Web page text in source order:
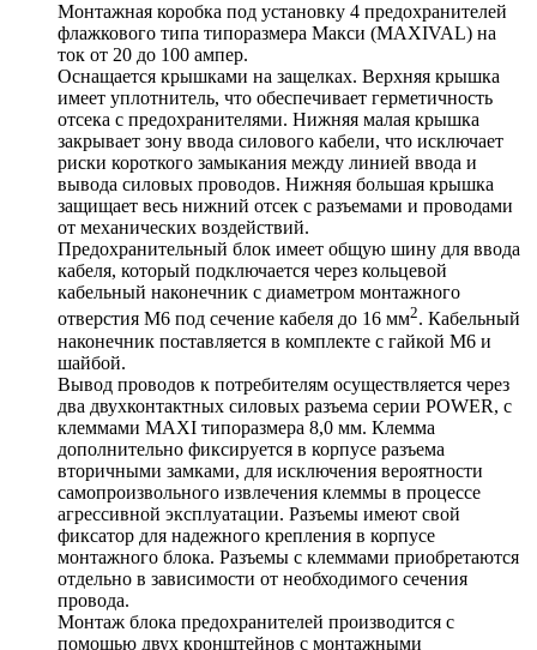
Монтажная коробка под установку 4 предохранителей
флажкового типа типоразмера Макси (MAXIVAL) на
ток от 20 до 100 ампер.
Оснащается крышками на защелках. Верхняя крышка
имеет уплотнитель, что обеспечивает герметичность
отсека с предохранителями. Нижняя малая крышка
закрывает зону ввода силового кабели, что исключает
риски короткого замыкания между линией ввода и
вывода силовых проводов. Нижняя большая крышка
защищает весь нижний отсек с разъемами и проводами
от механических воздействий.
Предохранительный блок имеет общую шину для ввода
кабеля, который подключается через кольцевой
кабельный наконечник с диаметром монтажного
отверстия М6 под сечение кабеля до 16 мм2. Кабельный
наконечник поставляется в комплекте с гайкой М6 и
шайбой.
Вывод проводов к потребителям осуществляется через
два двухконтактных силовых разъема серии POWER, с
клеммами MAXI типоразмера 8,0 мм. Клемма
дополнительно фиксируется в корпусе разъема
вторичными замками, для исключения вероятности
самопроизвольного извлечения клеммы в процессе
агрессивной эксплуатации. Разъемы имеют свой
фиксатор для надежного крепления в корпусе
монтажного блока. Разъемы с клеммами приобретаются
отдельно в зависимости от необходимого сечения
провода.
Монтаж блока предохранителей производится с
помощью двух кронштейнов с монтажными